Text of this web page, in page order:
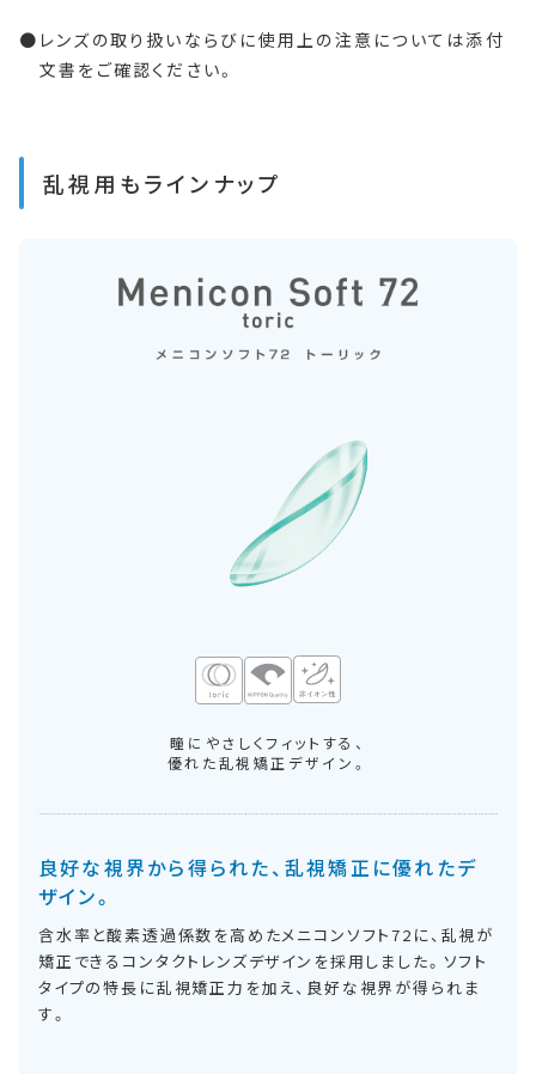
レンズの取り扱いならびに使用上の注意については添付
文書をご確認ください。
乱視用もラインナップ
瞳にやさしくフィットする、
優れた乱視矯正デザイン。
良好な視界から得られた、乱視矯正に優れたデ
ザイン。
含水率と酸素透過係数を高めたメニコンソフト72に、乱視が
矯正できるコンタクトレンズデザインを採用しました。ソフト
タイプの特長に乱視矯正力を加え、良好な視界が得られま
す。